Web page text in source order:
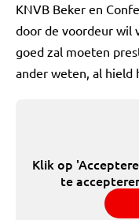
KNVB Beker en
door de voordeur wil
goed zal moeten
ander weten, al hield
Klik op
te